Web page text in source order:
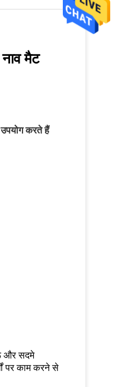
मैट
उपयोग करते हैं
और सदमे
पर काम करने से